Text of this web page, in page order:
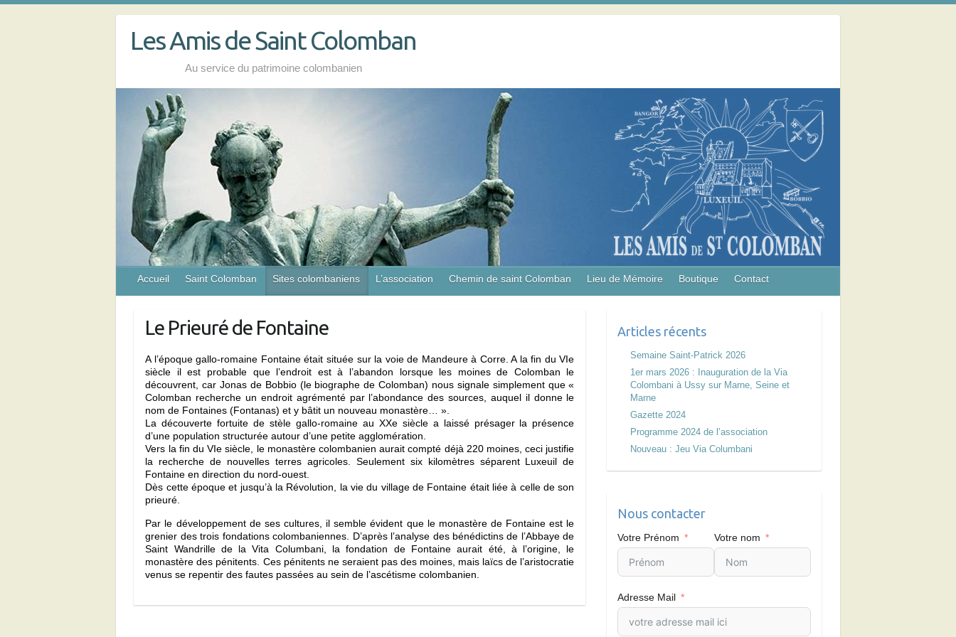
Les Amis de Saint Colomban
Au service du patrimoine colombanien
Accueil Saint Colomban Sites colombaniens L’association Chemin de saint Colomban Lieu de Mémoire Boutique Contact
Le Prieuré de Fontaine
A l’époque gallo-romaine Fontaine était située sur la voie de Mandeure à Corre. A la fin du VIe
siècle il est probable que l’endroit est à l’abandon lorsque les moines de Colomban le
découvrent, car Jonas de Bobbio (le biographe de Colomban) nous signale simplement que «
Colomban recherche un endroit agrémenté par l’abondance des sources, auquel il donne le
nom de Fontaines (Fontanas) et y bâtit un nouveau monastère… ».
La découverte fortuite de stèle gallo-romaine au XXe siècle a laissé présager la présence
d’une population structurée autour d’une petite agglomération.
Vers la fin du VIe siècle, le monastère colombanien aurait compté déjà 220 moines, ceci justifie
la recherche de nouvelles terres agricoles. Seulement six kilomètres séparent Luxeuil de
Fontaine en direction du nord-ouest.
Dès cette époque et jusqu’à la Révolution, la vie du village de Fontaine était liée à celle de son
prieuré.
Par le développement de ses cultures, il semble évident que le monastère de Fontaine est le
grenier des trois fondations colombaniennes. D’après l’analyse des bénédictins de l’Abbaye de
Saint Wandrille de la Vita Columbani, la fondation de Fontaine aurait été, à l’origine, le
monastère des pénitents. Ces pénitents ne seraient pas des moines, mais laïcs de l’aristocratie
venus se repentir des fautes passées au sein de l’ascétisme colombanien.
Articles récents
Semaine Saint-Patrick 2026
1er mars 2026 : Inauguration de la Via
Colombani à Ussy sur Marne, Seine et
Marne
Gazette 2024
Programme 2024 de l’association
Nouveau : Jeu Via Columbani
Nous contacter
Votre Prénom Votre nom
Adresse Mail